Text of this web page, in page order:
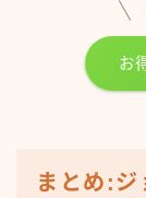
お
まとめ:ジ